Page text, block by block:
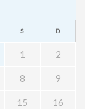
S D
1 2
8 9
15 16